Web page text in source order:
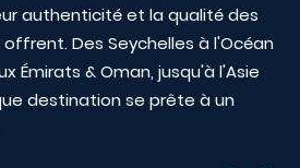
authenticité et la qualité des
Des Seychelles à l'Océan
Émirats & Oman, jusqu'à l'Asie
destination se prête à un